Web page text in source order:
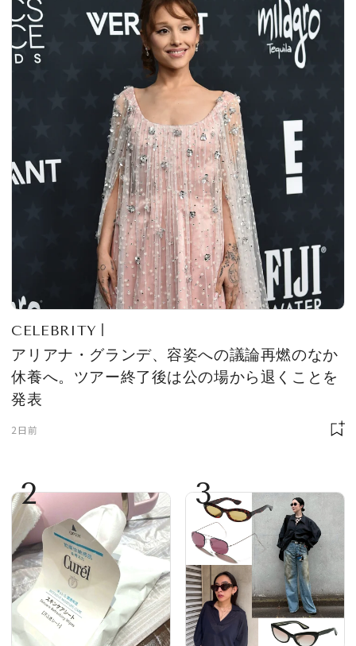
CELEBRITY
アリアナ・グランデ、容姿への議論再燃のなか
休養へ。ツアー終了後は公の場から退くことを
発表
2日前
2 3